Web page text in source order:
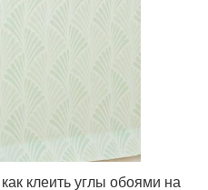
клеить углы обоями на